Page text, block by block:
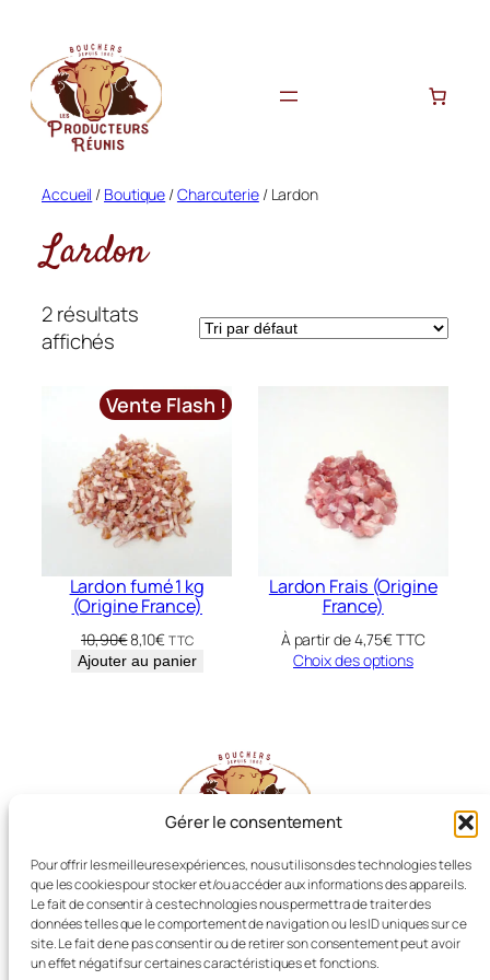
Gérer le consentement
Pour offrir les meilleures expériences, nous utilisons des technologies telles
que les cookies pour stocker et/ou accéder aux informations des appareils.
Le fait de consentir à ces technologies nous permettra de traiter des
données telles que le comportement de navigation ou les ID uniques sur ce
site. Le fait de ne pas consentir ou de retirer son consentement peut avoir
un effet négatif sur certaines caractéristiques et fonctions.
contenu
Accueil / Boutique /Charcuterie/ Lardon
Lardon
2 résultats
affichés
Vente Flash !
Lardon fumé 1 kg
(Origine France)
10,90€Le
prix
8,10€Le
prix
TTC
Ajouter au panier
Lardon Frais (Origine
France)
À partir de4,75€TTC
Choix des options
Les Producteurs Réunis
Boucherie LIOT, Dissay (86)